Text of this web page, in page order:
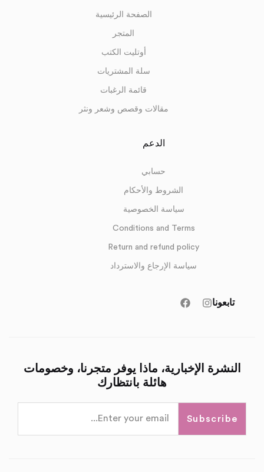
الصفحة الرئيسية
المتجر
أوتليت الكتب
سلة المشتريات
قائمة الرغبات
مقالات وقصص وشعر ونثر
الدعم
حسابي
الشروط والأحكام
سياسة الخصوصية
Conditions and Terms
Return and refund policy
سياسة الإرجاع والاسترداد
تابعونا
النشرة الإخبارية، ماذا يوفر متجرنا، وخصومات
هائلة بانتظارك
Subscribe